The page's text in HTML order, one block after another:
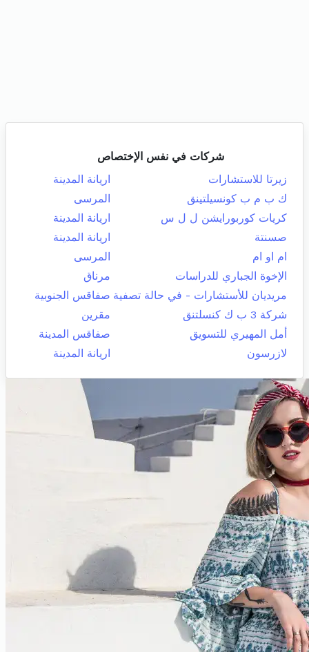
شركات في نفس الإختصاص
زيرتا للاستشارات
اريانة المدينة
ك ب م ب كونسيلتينق
المرسى
كريات كوربورايشن ل ل س
اريانة المدينة
صسنتة
اريانة المدينة
ام او ام
المرسى
الإخوة الجباري للدراسات
مرناق
مريديان للأستشارات - في حالة تصفية صفاقس الجنوبية
شركة 3 ب ك كنسلتنق
مقرين
أمل المهيري للتسويق
صفاقس المدينة
لازرسون
اريانة المدينة